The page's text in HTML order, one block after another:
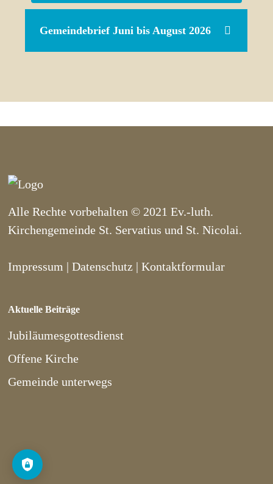
Gemeindebrief Juni bis August 2026
Alle Rechte vorbehalten © 2021 Ev.-luth.
Kirchengemeinde St. Servatius und St. Nicolai.
Impressum |Datenschutz |Kontaktformular
Aktuelle Beiträge
Jubiläumesgottesdienst
Offene Kirche
Gemeinde unterwegs